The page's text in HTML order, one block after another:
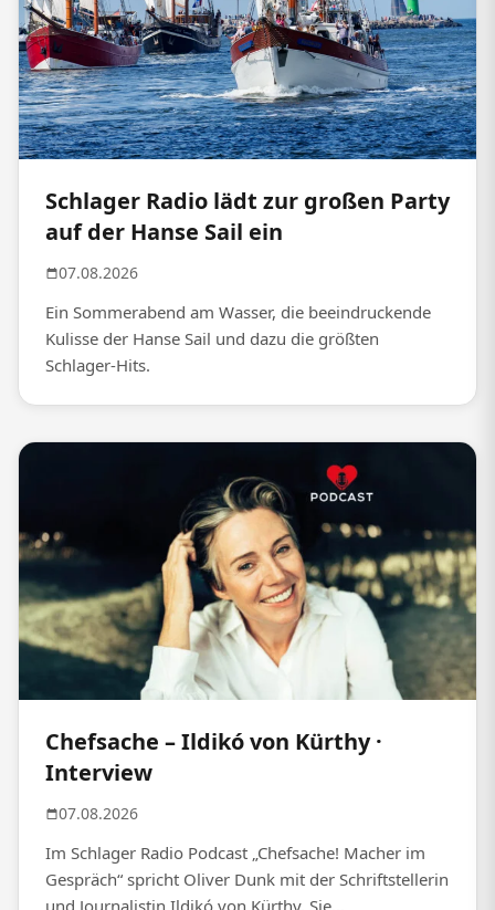
Schlager Radio lädt zur großen Party
auf der Hanse Sail ein
07.08.2026
Ein Sommerabend am Wasser, die beeindruckende
Kulisse der Hanse Sail und dazu die größten
Schlager-Hits.
Chefsache – Ildikó von Kürthy ·
Interview
07.08.2026
Im Schlager Radio Podcast „Chefsache! Macher im
Gespräch“ spricht Oliver Dunk mit der Schriftstellerin
und Journalistin Ildikó von Kürthy. Sie...